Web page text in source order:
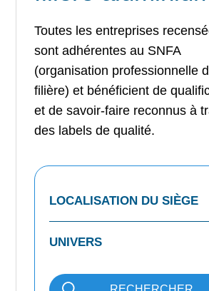
Toutes les entreprises
sont adhérentes au SNFA
(organisation professionnelle
filière) et bénéficient de
et de savoir-faire reconnus à
des labels de qualité.